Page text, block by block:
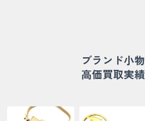
ブランド小物
高価買取実績